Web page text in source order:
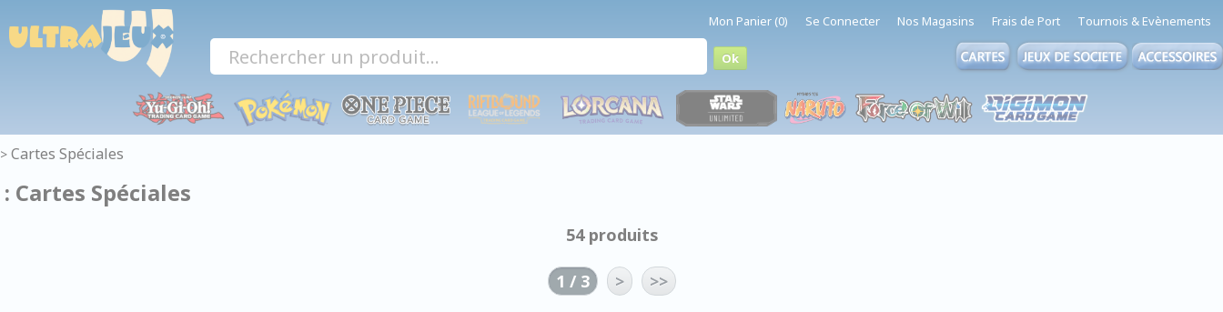
Mon Panier (0) Se Connecter Nos Magasins Frais de Port Tournois & Evènements
> Cartes Spéciales
: Cartes Spéciales
54 produits
1 / 3 > >>
Panneau de gestion des cookies